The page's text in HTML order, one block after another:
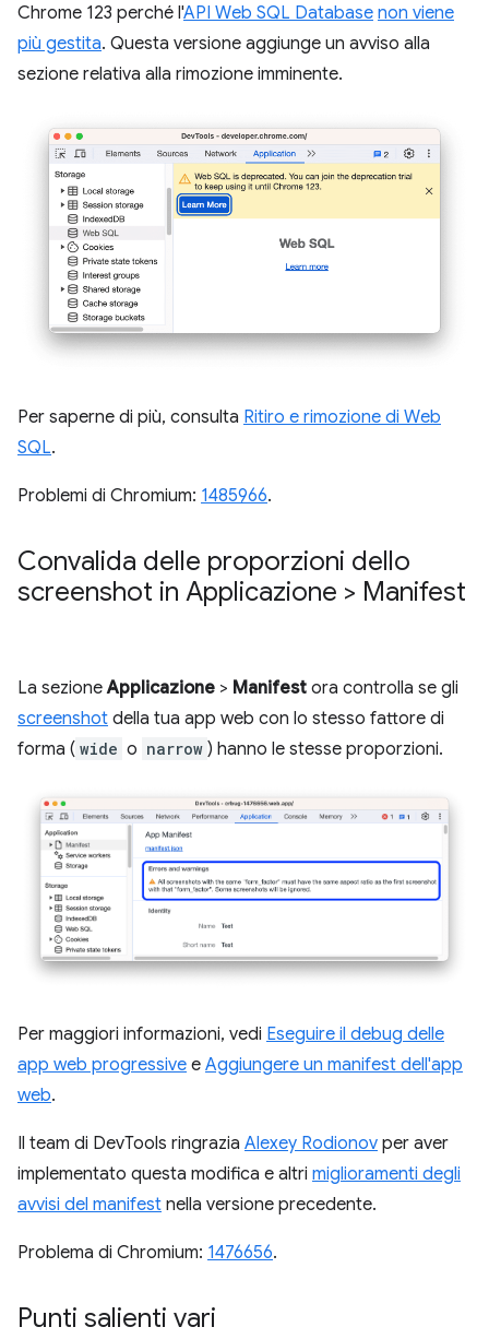
Chrome 123 perché l'API Web SQL Database non viene
più gestita. Questa versione aggiunge un avviso alla
sezione relativa alla rimozione imminente.
Per saperne di più, consulta Ritiro e rimozione di Web
SQL.
Problemi di Chromium: 1485966.
Convalida delle proporzioni dello
screenshot in Applicazione > Manifest
La sezioneApplicazione > Manifest ora controlla se gli
screenshot della tua app web con lo stesso fattore di
forma ( wide o narrow ) hanno le stesse proporzioni.
Per maggiori informazioni, vedi Eseguire il debug delle
app web progressive e Aggiungere un manifest dell'app
web.
Il team di DevTools ringrazia Alexey Rodionov per aver
implementato questa modifica e altri miglioramenti degli
avvisi del manifest nella versione precedente.
Problema di Chromium: 1476656.
Punti salienti vari